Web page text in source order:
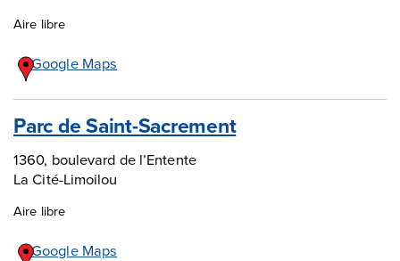
Aire libre
Google Maps
Parc de Saint-Sacrement
1360, boulevard de l’Entente
La Cité-Limoilou
Aire libre
Google Maps